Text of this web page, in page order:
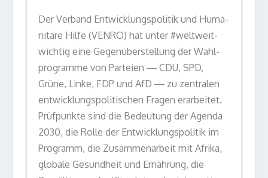
Der Ver­band Ent­wick­lungs­po­li­tik und Huma­
ni­täre Hilfe (VENRO) hat unter #welt­weit­
wich­tig eine Gegen­über­stel­lung der Wahl­
pro­gramme von Par­teien — CDU, SPD,
Grüne, Linke, FDP und AfD — zu zen­tra­len
ent­wick­lungs­po­li­ti­schen Fra­gen erar­bei­tet.
Prüf­punkte sind die Bedeu­tung der Agenda
2030, die Rolle der Ent­wick­lungs­po­li­tik im
Pro­gramm, die Zusam­men­ar­beit mit Afrika,
glo­bale Gesund­heit und Ernäh­rung, die